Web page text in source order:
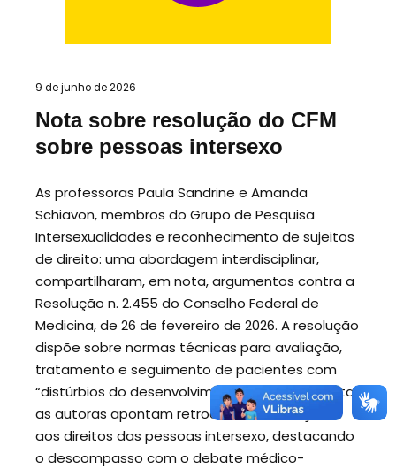
9 de junho de 2026
Nota sobre resolução do CFM
sobre pessoas intersexo
As professoras Paula Sandrine e Amanda
Schiavon, membros do Grupo de Pesquisa
Intersexualidades e reconhecimento de sujeitos
de direito: uma abordagem interdisciplinar,
compartilharam, em nota, argumentos contra a
Resolução n. 2.455 do Conselho Federal de
Medicina, de 26 de fevereiro de 2026. A resolução
dispõe sobre normas técnicas para avaliação,
tratamento e seguimento de pacientes com
“distúrbios do desenvolvimento sexual”. Na nota,
as autoras apontam retrocessos e violações
aos direitos das pessoas intersexo, destacando
o descompasso com o debate médico-